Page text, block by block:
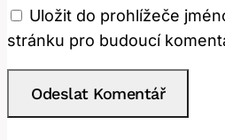
Uložit do prohlížeče
stránku pro budoucí